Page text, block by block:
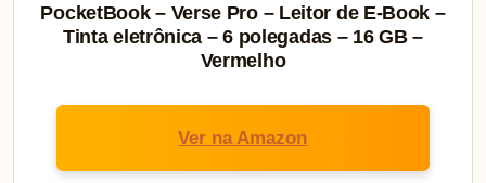
PocketBook – Verse Pro – Leitor de E-Book –
Tinta eletrônica – 6 polegadas – 16 GB –
Vermelho
Ver na Amazon